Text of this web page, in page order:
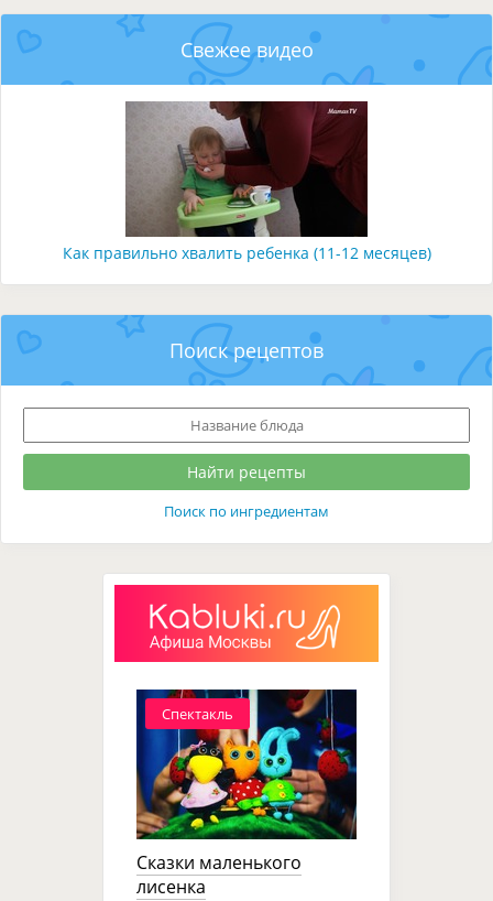
Свежее видео
Как правильно хвалить ребенка (11-12 месяцев)
Поиск рецептов
Поиск по ингредиентам
Спектакль
Сказки маленького
лисенка